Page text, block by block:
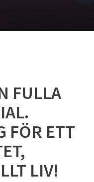
FULLA
FÖR ETT
LIV!